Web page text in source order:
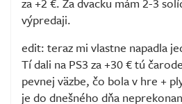
výpredaji.
edit: teraz mi vlastne napadla
Tí dali na PS3 za +30 € tú
pevnej väzbe, čo bola v hre +
je do dnešného dňa